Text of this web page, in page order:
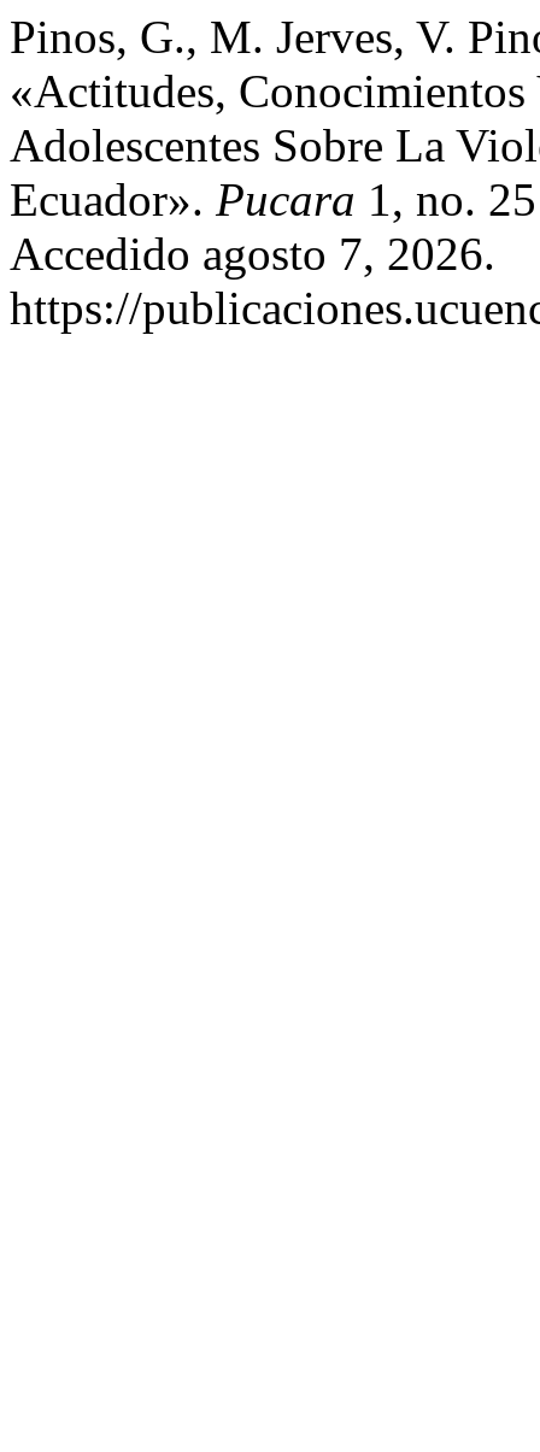
Pinos, G., M. Jerves, V.
«Actitudes, Conocimientos
Adolescentes Sobre La
Ecuador». Pucara 1, no.
Accedido agosto 7, 2026.
https://